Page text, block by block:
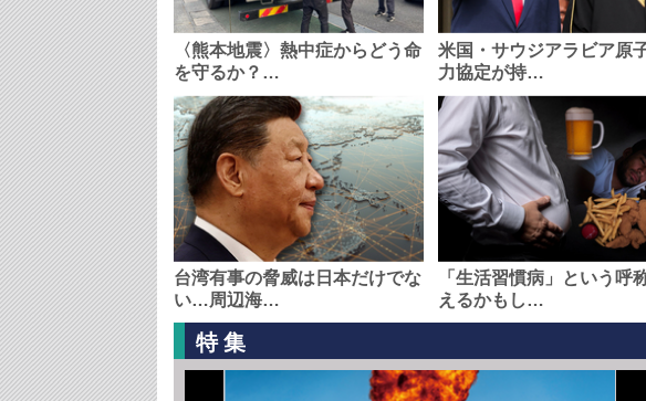
〈熊本地震〉熱中症からどう命
を守るか？…
米国・サウジアラビア原
力協定が持…
台湾有事の脅威は日本だけでな
い…周辺海…
「生活習慣病」という呼
えるかもし…
特集